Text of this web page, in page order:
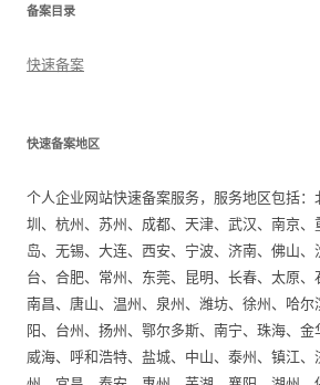
备案目录
快速备案
快速备案地区
个人企业网站快速备案服务，服务地区包括
圳、杭州、苏州、成都、天津、武汉、南京
岛、无锡、大连、西安、宁波、济南、佛山
台、合肥、常州、东莞、昆明、长春、太原、
南昌、唐山、温州、泉州、潍坊、徐州、哈
阳、台州、扬州、鄂尔多斯、南宁、珠海、金
威海、呼和浩特、盐城、中山、泰州、镇江